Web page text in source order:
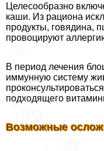
Целесообразно
каши. Из рациона
продукты, говядина,
провоцируют
В период лечения
иммунную систему
подходящего
Возможные